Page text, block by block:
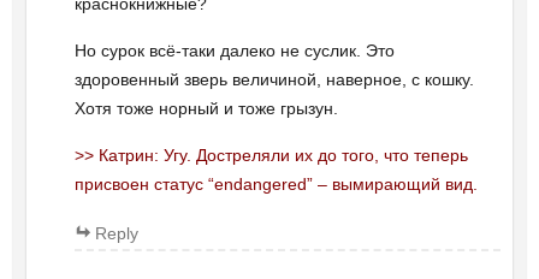
Но сурок всё-таки далеко не суслик. Это
здоровенный зверь величиной, наверное, с кошку.
Хотя тоже норный и тоже грызун.
>> Катрин: Угу. Достреляли их до того, что теперь
присвоен статус “endangered” – вымирающий вид.
Reply